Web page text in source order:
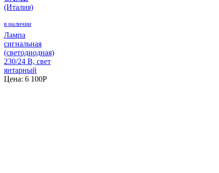
(Италия)
в наличии
Лампа
сигнальная
(светодиодная)
230/24 В, свет
янтарный
Цена: 6 100P